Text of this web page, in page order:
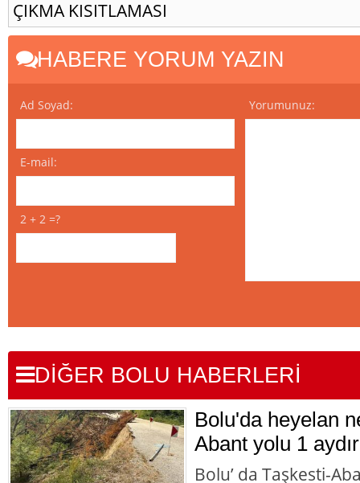
ÇIKMA KISITLAMASI
HABERE YORUM YAZIN
Ad Soyad:
E-mail:
2 + 2 =?
Yorumunuz:
DİĞER BOLU HABERLERİ
Bolu'da heyelan
Abant yolu 1
Bolu’ da Taşkesti-